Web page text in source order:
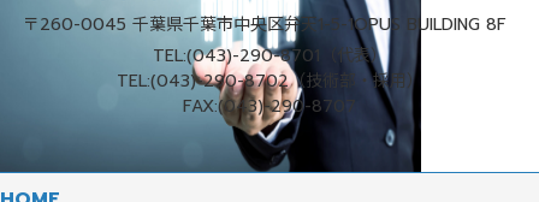
〒260-0045 千葉県千葉市中央区弁天1-5-1OPUS BUILDING 8F
TEL:(043)-290-8701（代表）
TEL:(043)-290-8702（技術部・採用）
FAX:(043)-290-8707